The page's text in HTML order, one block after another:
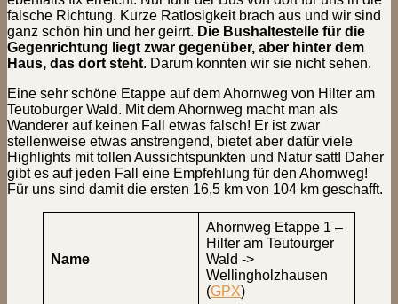
falsche Richtung. Kurze Ratlosigkeit brach aus und wir sind
ganz schön hin und her geirrt. Die Bushaltestelle für die
Gegenrichtung liegt zwar gegenüber, aber hinter dem
Haus, das dort steht. Darum konnten wir sie nicht sehen.
Eine sehr schöne Etappe auf dem Ahornweg von Hilter am
Teutoburger Wald. Mit dem Ahornweg macht man als
Wanderer auf keinen Fall etwas falsch! Er ist zwar
stellenweise etwas anstrengend, bietet aber dafür viele
Highlights mit tollen Aussichtspunkten und Natur satt! Daher
gibt es auf jeden Fall eine Empfehlung für den Ahornweg!
Für uns sind damit die ersten 16,5 km von 104 km geschafft.
Name
Ahornweg Etappe 1 –
Hilter am Teutourger
Wald ->
Wellingholzhausen
(GPX)